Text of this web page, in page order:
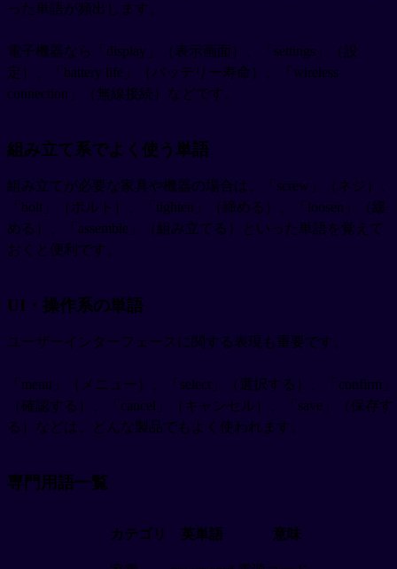
った単語が頻出します。
電子機器なら「display」（表示画面）、「settings」（設
定）、「battery life」（バッテリー寿命）、「wireless
connection」（無線接続）などです。
組み立て系でよく使う単語
組み立てが必要な家具や機器の場合は、「screw」（ネジ）、
「bolt」（ボルト）、「tighten」（締める）、「loosen」（緩
める）、「assemble」（組み立てる）といった単語を覚えて
おくと便利です。
UI・操作系の単語
ユーザーインターフェースに関する表現も重要です。
「menu」（メニュー）、「select」（選択する）、「confirm」
（確認する）、「cancel」（キャンセル）、「save」（保存す
る）などは、どんな製品でもよく使われます。
専門用語一覧
カテゴリ 英単語 意味